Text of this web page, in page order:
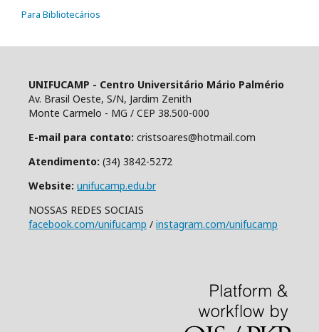
Para Bibliotecários
UNIFUCAMP - Centro Universitário Mário Palmério
Av. Brasil Oeste, S/N, Jardim Zenith
Monte Carmelo - MG / CEP 38.500-000
E-mail para contato: cristsoares@hotmail.com
Atendimento: (34) 3842-5272
Website: unifucamp.edu.br
NOSSAS REDES SOCIAIS
facebook.com/unifucamp / instagram.com/unifucamp